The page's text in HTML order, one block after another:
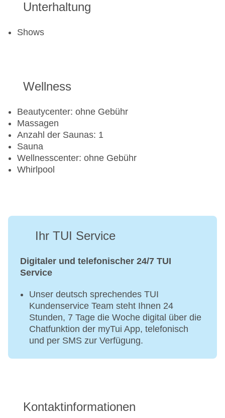
Unterhaltung
Shows
Wellness
Beautycenter: ohne Gebühr
Massagen
Anzahl der Saunas: 1
Sauna
Wellnesscenter: ohne Gebühr
Whirlpool
Ihr TUI Service
Digitaler und telefonischer 24/7 TUI
Service
Unser deutsch sprechendes TUI
Kundenservice Team steht Ihnen 24
Stunden, 7 Tage die Woche digital über die
Chatfunktion der myTui App, telefonisch
und per SMS zur Verfügung.
Kontaktinformationen